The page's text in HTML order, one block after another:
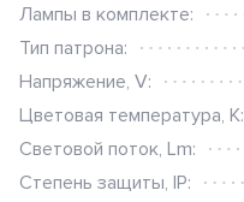
Лампы в комплекте:
Тип патрона:
Напряжение, V:
Цветовая температура, К:
Световой поток, Lm:
Степень защиты, IP: